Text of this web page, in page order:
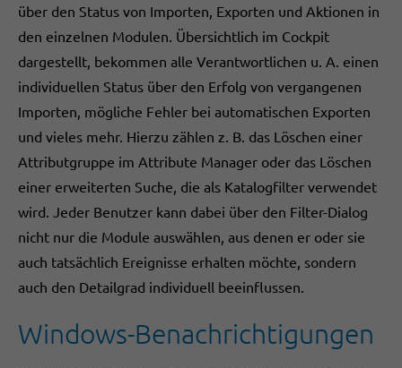
über den Status von Importen, Exporten und Aktionen in
den einzelnen Modulen. Übersichtlich im Cockpit
dargestellt, bekommen alle Verantwortlichen u. A. einen
individuellen Status über den Erfolg von vergangenen
Importen, mögliche Fehler bei automatischen Exporten
und vieles mehr. Hierzu zählen z. B. das Löschen einer
Attributgruppe im Attribute Manager oder das Löschen
einer erweiterten Suche, die als Katalogfilter verwendet
wird. Jeder Benutzer kann dabei über den Filter-Dialog
nicht nur die Module auswählen, aus denen er oder sie
auch tatsächlich Ereignisse erhalten möchte, sondern
auch den Detailgrad individuell beeinflussen.
Windows-Benachrichtigungen